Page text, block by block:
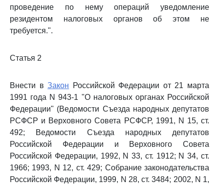
проведение по нему операций уведомление
резидентом налоговых органов об этом не
требуется.".
Статья 2
Внести вЗакон Российской Федерации от 21 марта
1991 года N 943-1 "О налоговых органах Российской
Федерации" (Ведомости Съезда народных депутатов
РСФСР и Верховного Совета РСФСР, 1991, N 15, ст.
492; Ведомости Съезда народных депутатов
Российской Федерации и Верховного Совета
Российской Федерации, 1992, N 33, ст. 1912; N 34, ст.
1966; 1993, N 12, ст. 429; Собрание законодательства
Российской Федерации, 1999, N 28, ст. 3484; 2002, N 1,